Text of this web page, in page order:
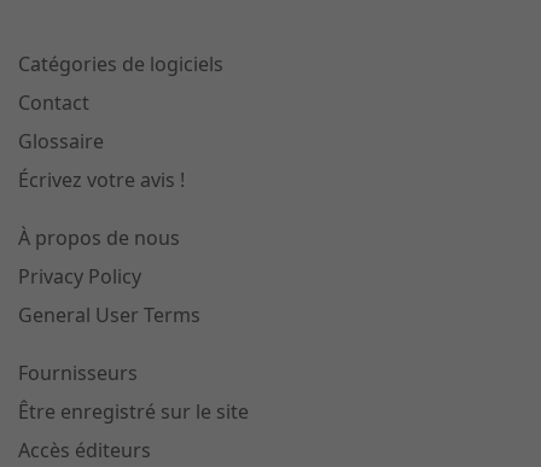
Catégories de logiciels
Contact
Glossaire
Écrivez votre avis !
À propos de nous
Privacy Policy
General User Terms
Fournisseurs
Être enregistré sur le site
Accès éditeurs